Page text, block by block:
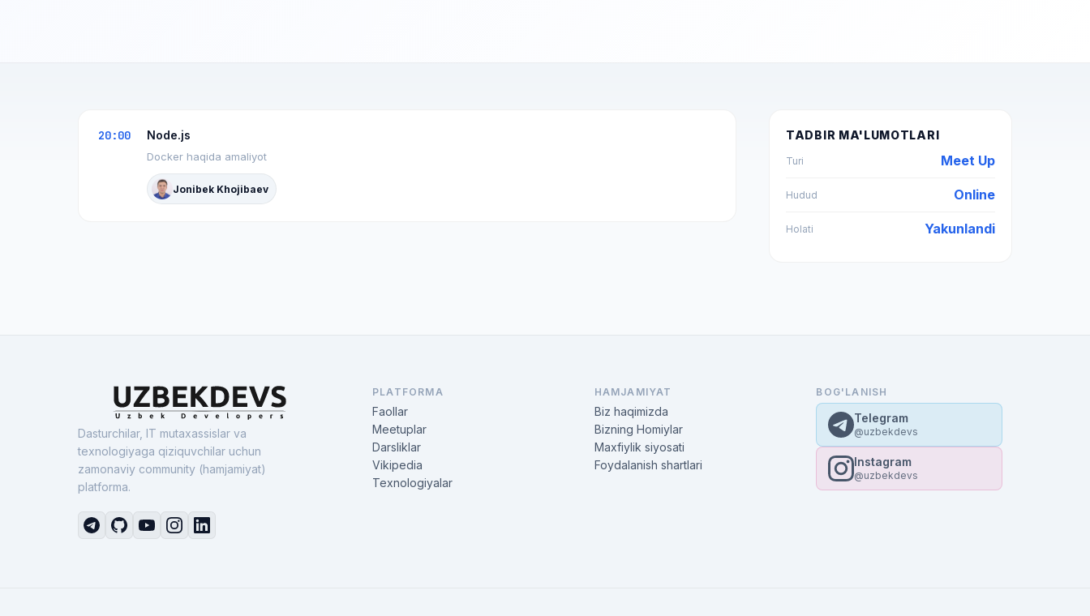
20:00 Node.js
Docker haqida amaliyot
Jonibek Khojibaev
TADBIR MA'LUMOTLARI
Turi Meet Up
Hudud Online
Holati Yakunlandi
Dasturchilar, IT mutaxassislar va
texnologiyaga qiziquvchilar uchun
zamonaviy community (hamjamiyat)
platforma.
PLATFORMA
Faollar
Meetuplar
Darsliklar
Vikipedia
Texnologiyalar
HAMJAMIYAT
Biz haqimizda
Bizning Homiylar
Maxfiylik siyosati
Foydalanish shartlari
BOG'LANISH
Telegram
@uzbekdevs
Instagram
@uzbekdevs